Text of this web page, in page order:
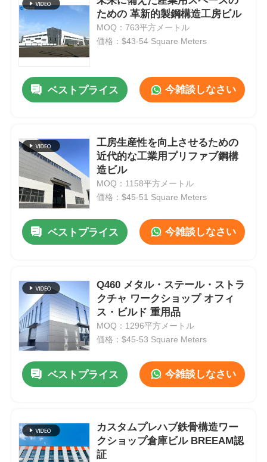
ための 革新的製鋼構造工房ビル
MOQ：763平方メートル
価格：$43-54 Square Meters
ベストプライス 今雑談しなさい
工房生産性を向上させるための
近代的な工業用プリファブ鋼構
造ビル
MOQ：1158平方メートル
価格：$45-51 Square Meters
ベストプライス 今雑談しなさい
Q460 メタル・ステール・ストラ
クチャ ワークショップ オフィ
ス・ビルド 重用品
MOQ：1296平方メートル
価格：$45-53 Square Meters
ベストプライス 今雑談しなさい
カスタムプレハブ鉄骨構造ワー
クショップ倉庫ビル BREEAM認
証